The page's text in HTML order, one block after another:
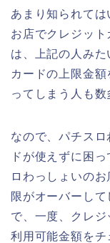
あまり知られて
お店でクレジッ
は、上記の人み
カードの上限金
ってしまう人も数
なので、パチス
ドが使えずに困
ロわっしょいの
限がオーバーし
で、一度、クレ
利用可能金額をチ